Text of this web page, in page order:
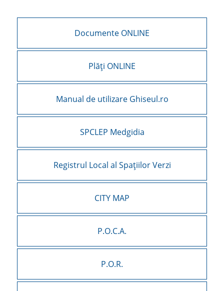
Documente ONLINE
Plăți ONLINE
Manual de utilizare Ghiseul.ro
SPCLEP Medgidia
Registrul Local al Spațiilor Verzi
CITY MAP
P.O.C.A.
P.O.R.